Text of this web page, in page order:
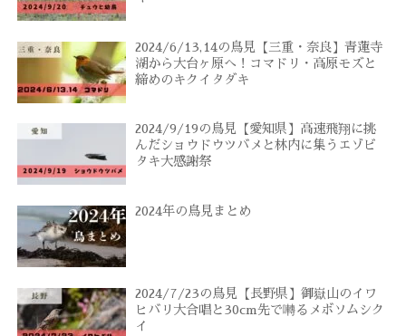
2024/6/13,14の鳥見【三重・奈良】青蓮寺
湖から大台ヶ原へ！コマドリ・高原モズと
締めのキクイタダキ
2024/9/19の鳥見【愛知県】高速飛翔に挑
んだショウドウツバメと林内に集うエゾビ
タキ大感謝祭
2024年の鳥見まとめ
2024/7/23の鳥見【長野県】御嶽山のイワ
ヒバリ大合唱と30cm先で囀るメボソムシク
イ